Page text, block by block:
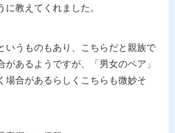
教えてくれました。
いうものもあり、こちらだと親族で
があるようですが、「男女のペア」
場合があるらしくこちらも微妙そ